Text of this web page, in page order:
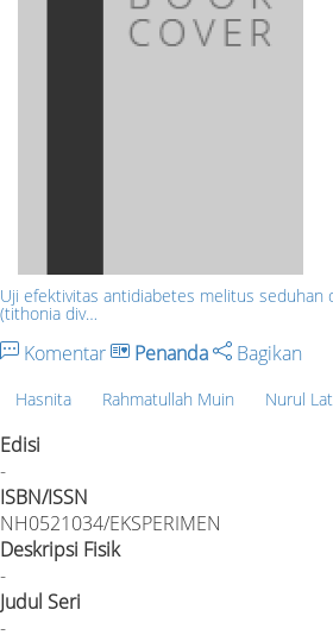
Uji efektivitas antidiabetes melitus seduhan
(tithonia div…
Komentar Penanda Bagikan
Hasnita Rahmatullah Muin Nurul
Edisi
-
ISBN/ISSN
NH0521034/EKSPERIMEN
Deskripsi Fisik
-
Judul Seri
-